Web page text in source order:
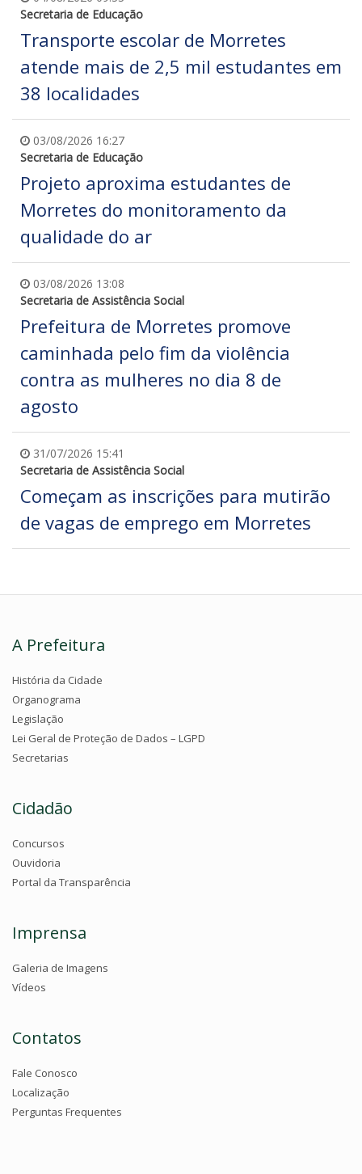
Secretaria de Educação
Transporte escolar de Morretes
atende mais de 2,5 mil estudantes em
38 localidades
03/08/2026 16:27
Secretaria de Educação
Projeto aproxima estudantes de
Morretes do monitoramento da
qualidade do ar
03/08/2026 13:08
Secretaria de Assistência Social
Prefeitura de Morretes promove
caminhada pelo fim da violência
contra as mulheres no dia 8 de
agosto
31/07/2026 15:41
Secretaria de Assistência Social
Começam as inscrições para mutirão
de vagas de emprego em Morretes
A Prefeitura
História da Cidade
Organograma
Legislação
Lei Geral de Proteção de Dados – LGPD
Secretarias
Cidadão
Concursos
Ouvidoria
Portal da Transparência
Imprensa
Galeria de Imagens
Vídeos
Contatos
Fale Conosco
Localização
Perguntas Frequentes